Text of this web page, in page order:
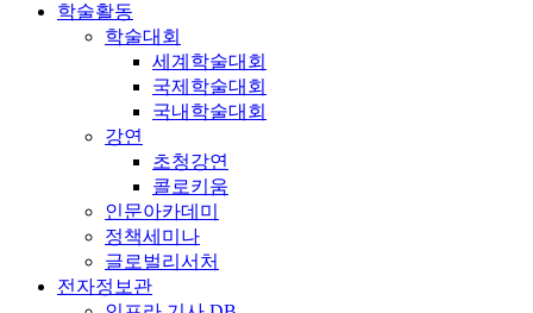
학술활동
학술대회
세계학술대회
국제학술대회
국내학술대회
강연
초청강연
콜로키움
인문아카데미
정책세미나
글로벌리서처
전자정보관